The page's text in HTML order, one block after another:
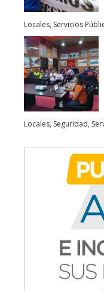
Locales, Servicios
Locales, Seguridad,